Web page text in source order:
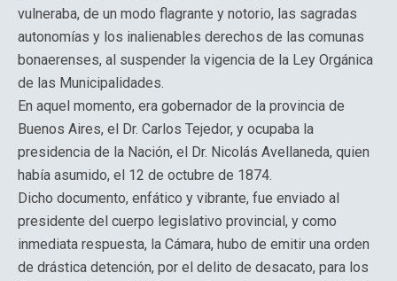
vulneraba, de un modo flagrante y notorio, las sagradas
autonomías y los inalienables derechos de las comunas
bonaerenses, al suspender la vigencia de la Ley Orgánica
de las Municipalidades.
En aquel momento, era gobernador de la provincia de
Buenos Aires, el Dr. Carlos Tejedor, y ocupaba la
presidencia de la Nación, el Dr. Nicolás Avellaneda, quien
había asumido, el 12 de octubre de 1874.
Dicho documento, enfático y vibrante, fue enviado al
presidente del cuerpo legislativo provincial, y como
inmediata respuesta, la Cámara, hubo de emitir una orden
de drástica detención, por el delito de desacato, para los